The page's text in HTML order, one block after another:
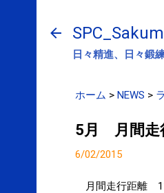
日々精進、日々鍛
ホーム > NEWS >
5月 月間走
6/02/2015
月間走行距離